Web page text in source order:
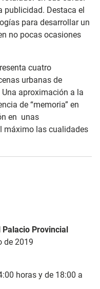
publicidad. Destaca el
para desarrollar un
no pocas ocasiones
cuatro
urbanas de
aproximación a la
de “memoria” en
en unas
máximo las cualidades
Palacio Provincial
de 2019
horas y de 18:00 a